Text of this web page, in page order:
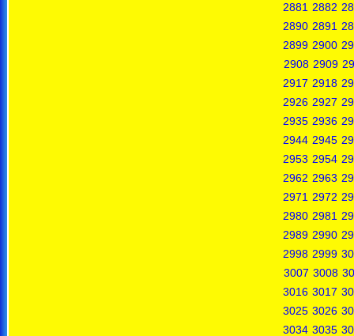
2881 2882
2890 2891
2899 2900
2908 2909
2917 2918
2926 2927
2935 2936
2944 2945
2953 2954
2962 2963
2971 2972
2980 2981
2989 2990
2998 2999
3007 3008
3016 3017
3025 3026
3034 3035